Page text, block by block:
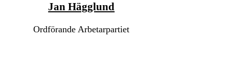
Jan Hägglund
Ordförande Arbetarpartiet